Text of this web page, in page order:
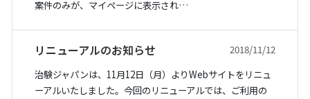
案件のみが、マイページに表示され…
リニューアルのお知らせ
2018/11/12
治験ジャパンは、11月12日（月）よりWebサイトをリニュ
ーアルいたしました。今回のリニューアルでは、ご利用の